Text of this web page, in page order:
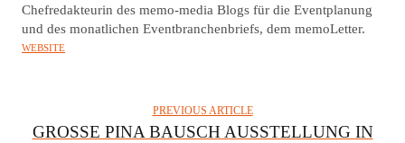
Chefredakteurin des memo-media Blogs für die Eventplanung
und des monatlichen Eventbranchenbriefs, dem memoLetter.
WEBSITE
PREVIOUS ARTICLE
GROSSE PINA BAUSCH AUSSTELLUNG IN B